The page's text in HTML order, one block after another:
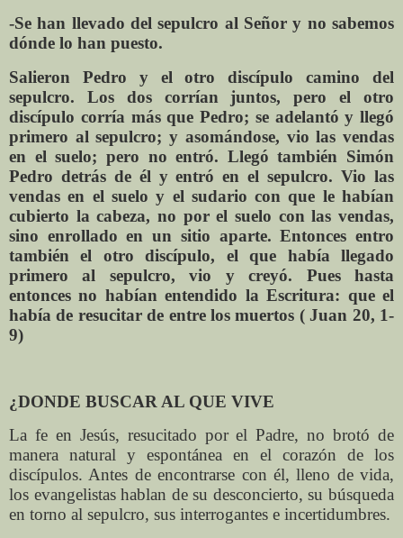
-Se han llevado del sepulcro al Señor y no sabemos
dónde lo han puesto.
Salieron Pedro y el otro discípulo camino del
sepulcro. Los dos corrían juntos, pero el otro
discípulo corría más que Pedro; se adelantó y llegó
primero al sepulcro; y asomándose, vio las vendas
en el suelo; pero no entró. Llegó también Simón
Pedro detrás de él y entró en el sepulcro. Vio las
vendas en el suelo y el sudario con que le habían
cubierto la cabeza, no por el suelo con las vendas,
sino enrollado en un sitio aparte. Entonces entro
también el otro discípulo, el que había llegado
primero al sepulcro, vio y creyó. Pues hasta
entonces no habían entendido la Escritura: que el
había de resucitar de entre los muertos ( Juan 20, 1-
9)
¿DONDE BUSCAR AL QUE VIVE
La fe en Jesús, resucitado por el Padre, no brotó de
manera natural y espontánea en el corazón de los
discípulos. Antes de encontrarse con él, lleno de vida,
los evangelistas hablan de su desconcierto, su búsqueda
en torno al sepulcro, sus interrogantes e incertidumbres.